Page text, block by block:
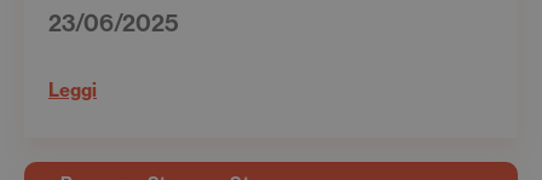
23/06/2025
Leggi